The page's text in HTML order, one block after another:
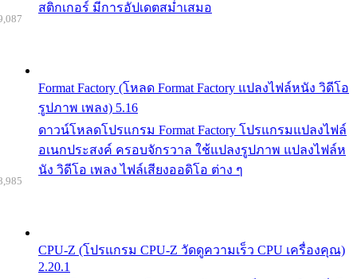
สติกเกอร์ มีการอัปเดตสม่ำเสมอ
Format Factory (โหลด Format Factory แปลงไฟล์หนัง วิดีโอ
รูปภาพ เพลง) 5.16
ดาวน์โหลดโปรแกรม Format Factory โปรแกรมแปลงไฟล์
อเนกประสงค์ ครอบจักรวาล ใช้แปลงรูปภาพ แปลงไฟล์ห
นัง วิดีโอ เพลง ไฟล์เสียงออดิโอ ต่าง ๆ
CPU-Z (โปรแกรม CPU-Z วัดดูความเร็ว CPU เครื่องคุณ)
2.20.1